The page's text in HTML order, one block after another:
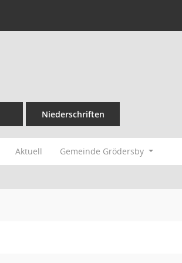
Niederschriften
Aktuell Gemeinde Grödersby